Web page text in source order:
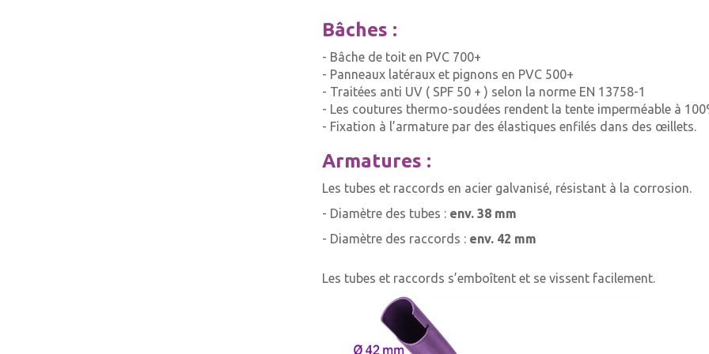
Bâches :
- Bâche de toit en PVC 700+
- Panneaux latéraux et pignons en PVC 500+
- Traitées anti UV ( SPF 50 + ) selon la norme EN 13758-1
- Les coutures thermo-soudées rendent la tente imperméable à
- Fixation à l’armature par des élastiques enfilés dans des œillets.
Armatures :
Les tubes et raccords en acier galvanisé, résistant à la corrosion.
- Diamètre des tubes : env. 38 mm
- Diamètre des raccords : env. 42 mm
Les tubes et raccords s’emboîtent et se vissent facilement.